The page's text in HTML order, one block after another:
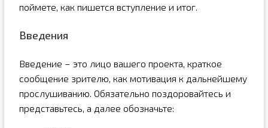
поймете, как пишется вступление и итог.
Введения
Введение – это лицо вашего проекта, краткое
сообщение зрителю, как мотивация к дальнейшему
прослушиванию. Обязательно поздоровайтесь и
представьтесь, а далее обозначьте: